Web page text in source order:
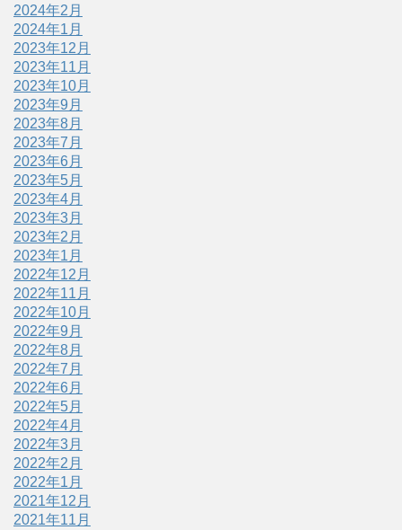
2024年2月
2024年1月
2023年12月
2023年11月
2023年10月
2023年9月
2023年8月
2023年7月
2023年6月
2023年5月
2023年4月
2023年3月
2023年2月
2023年1月
2022年12月
2022年11月
2022年10月
2022年9月
2022年8月
2022年7月
2022年6月
2022年5月
2022年4月
2022年3月
2022年2月
2022年1月
2021年12月
2021年11月